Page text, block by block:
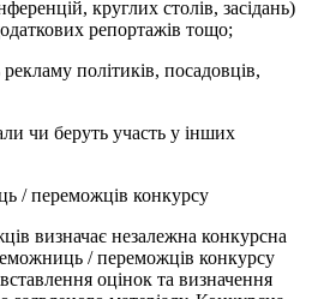
круглих столів, засідань)
репортажів тощо;
політиків, посадовців,
чи беруть участь у інших
/ переможців конкурсу
визначає незалежна конкурсна
/ переможців конкурсу
оцінок та визначення